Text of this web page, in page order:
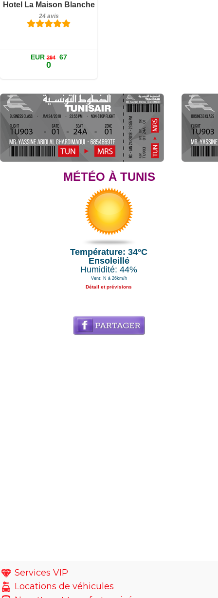
Hotel La Maison Blanche
24 avis
EUR29467
0
Réserver
MÉTÉO À TUNIS
Température: 34°C
Ensoleillé
Humidité: 44%
Vent: N à 26km/h
Détail et prévisions
Services VIP
Locations de véhicules